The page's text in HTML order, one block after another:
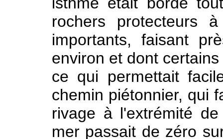
rochers protecteurs
importants, faisant
environ et dont
ce qui permettait
chemin piétonnier, qui
rivage à l'extrémité
mer passait de zéro